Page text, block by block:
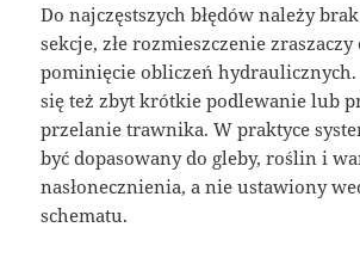
Do najczęstszych błędów należy
sekcje, złe rozmieszczenie zraszaczy
pominięcie obliczeń hydraulicznych.
się też zbyt krótkie podlewanie lub
przelanie trawnika. W praktyce
być dopasowany do gleby, roślin i
nasłonecznienia, a nie ustawiony
schematu.